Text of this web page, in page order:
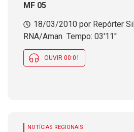
MF 05
18/03/2010 por Repórter
RNA/Aman  Tempo: 03'11''
OUVIR 00:01
NOTÍCIAS REGIONAIS